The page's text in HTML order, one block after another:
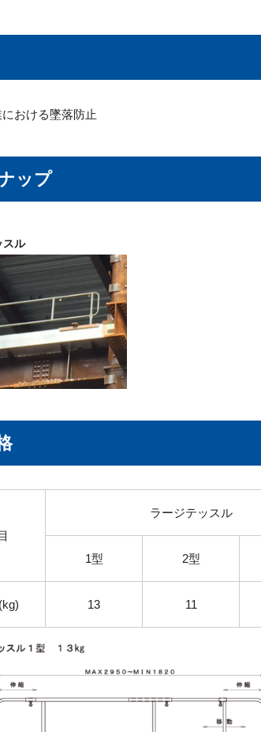
における墜落防止
ップ
スル
ラージテッスル
1型 2型
13 11